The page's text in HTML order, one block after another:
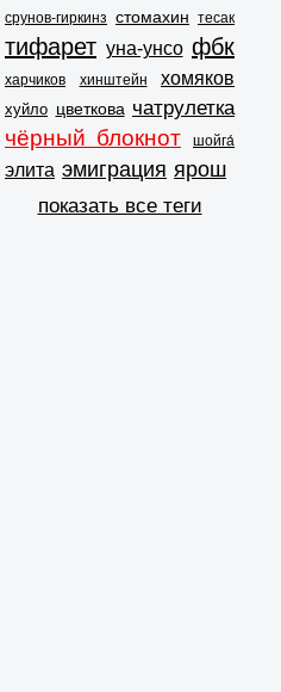
срунов-гиркинз стомахин тесак
тифарет уна-унсо фбк
харчиков хинштейн хомяков
хуйло цветкова чатрулетка
чёрный блокнот шойга́
элита эмиграция ярош
показать все теги